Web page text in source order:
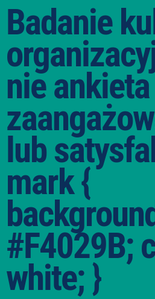
Badanie
nie ankieta
lub
mark {
#F4029B;
white; }